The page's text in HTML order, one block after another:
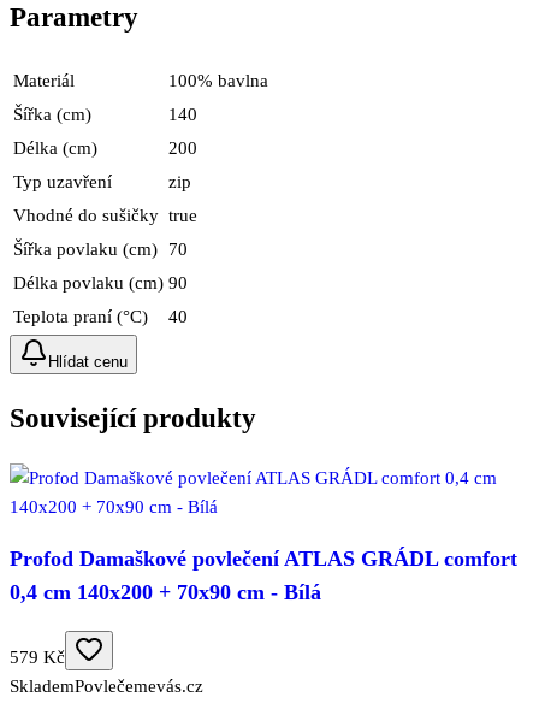
Parametry
Materiál
100% bavlna
Šířka (cm)
140
Délka (cm)
200
Typ uzavření
zip
Vhodné do sušičky true
Šířka povlaku (cm)
70
Délka povlaku (cm) 90
Teplota praní (°C)
40
Hlídat cenu
Související produkty
Profod Damaškové povlečení ATLAS GRÁDL comfort
0,4 cm 140x200 + 70x90 cm - Bílá
579 Kč
SklademPovlečemevás.cz